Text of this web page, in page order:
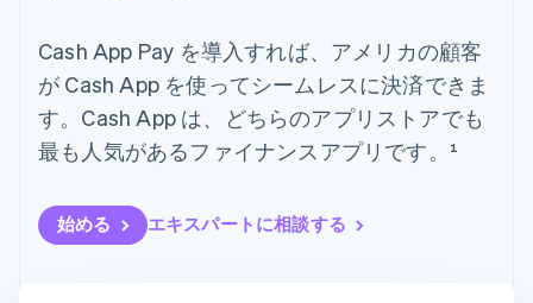
構築済み決済
UI
Elements
柔軟な UI コン
ポーネント
決済手段
済手段を利用
可能
Terminal
対面支払い
Tax
消費税と
VAT の自動
計算
Revenue
Stripe
グローバルビジネス
アプリ内決済
マーケットプレイス
資金管理
プラットフォーム
SaaS
プラットフォームまたは
マーケットプレイスを構
築する
サブスクリプションを管
理
従量課金請求を提供
エージェントによるサー
ビスのプロビジョニング
会社
製品ロードマップ
レンス
採用情報
Cash App Pay を導入すれば、アメリカの顧客
が Cash App を使ってシームレスに決済できま
す。Cash App は、どちらのアプリストアでも
最も人気があるファイナンスアプリです。¹
始める エキスパートに相談する